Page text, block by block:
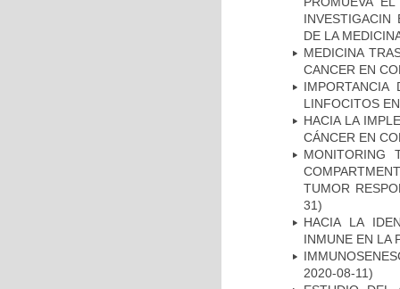
INVESTIGACIN
DE LA
MEDICINA
CANCER EN
LINFOCITOS
HACIA LA
CÁNCER EN
MONITORING
TUMOR
31)
HACIA LA
INMUNE EN LA
2020-08-11)